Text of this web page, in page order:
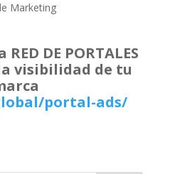
Marketing
DE PORTALES
visibilidad de tu
portal-ads/